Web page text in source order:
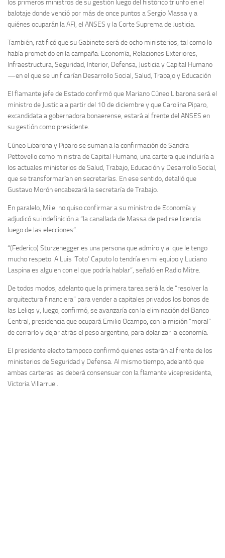
los primeros ministros de su gestión luego del histórico triunfo en el
balotaje donde venció por más de once puntos a Sergio Massa y a
quiénes ocuparán la AFI, el ANSES y la Corte Suprema de Justicia.
También, ratificó que su Gabinete será de ocho ministerios, tal como lo
había prometido en la campaña: Economía, Relaciones Exteriores,
Infraestructura, Seguridad, Interior, Defensa, Justicia y Capital Humano
—en el que se unificarían Desarrollo Social, Salud, Trabajo y Educación
El flamante jefe de Estado confirmó que Mariano Cúneo Libarona será el
ministro de Justicia a partir del 10 de diciembre y que Carolina Piparo,
excandidata a gobernadora bonaerense, estará al frente del ANSES en
su gestión como presidente.
Cúneo Libarona y Piparo se suman a la confirmación de Sandra
Pettovello como ministra de Capital Humano, una cartera que incluiría a
los actuales ministerios de Salud, Trabajo, Educación y Desarrollo Social,
que se transformarían en secretarías. En ese sentido, detalló que
Gustavo Morón encabezará la secretaría de Trabajo.
En paralelo, Milei no quiso confirmar a su ministro de Economía y
adjudicó su indefinición a “la canallada de Massa de pedirse licencia
luego de las elecciones”.
“(Federico) Sturzenegger es una persona que admiro y al que le tengo
mucho respeto. A Luis ‘Toto’ Caputo lo tendría en mi equipo y Luciano
Laspina es alguien con el que podría hablar”, señaló en Radio Mitre.
De todos modos, adelanto que la primera tarea será la de “resolver la
arquitectura financiera” para vender a capitales privados los bonos de
las Leliqs y, luego, confirmó, se avanzaría con la eliminación del Banco
Central, presidencia que ocupará Emilio Ocampo,con la misión “moral”
de cerrarlo y dejar atrás el peso argentino, para dolarizar la economía.
El presidente electo tampoco confirmó quienes estarán al frente de los
ministerios de Seguridad y Defensa. Al mismo tiempo, adelantó que
ambas carteras las deberá consensuar con la flamante vicepresidenta,
Victoria Villarruel.